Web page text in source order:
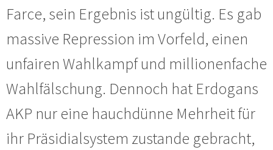
Farce, sein Ergebnis ist ungültig. Es gab
massive Repression im Vorfeld, einen
unfairen Wahlkampf und millionenfache
Wahlfälschung. Dennoch hat Erdogans
AKP nur eine hauchdünne Mehrheit für
ihr Präsidialsystem zustande gebracht,